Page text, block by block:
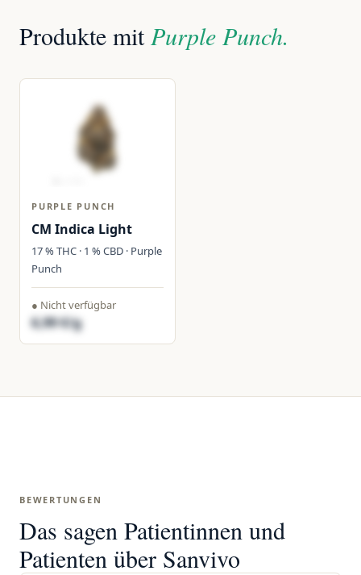
Produkte mitPurple Punch.
PURPLE PUNCH
CM Indica Light
17 % THC · 1 % CBD · Purple
Punch
● Nicht verfügbar
6,99 €/g
BEWERTUNGEN
Das sagen Patientinnen und
Patienten über Sanvivo